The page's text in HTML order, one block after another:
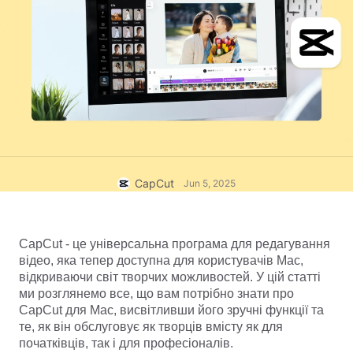
Текст й аудіо
Автоматичні субтитри
Шаблони субтитрів
Голосове відтворення тексту
Покращення голосу
Зменшення шуму
Зображення
Маркетинг
Стиль життя й влоги
Власний дизайн
Більше
Тренди ринку
Популярний вибір
Тренди й поради щодо шаблонів
Більше
Шаблони для галузей
Шаблони спогадів
Центр довіри
Центр довідки
Новини
Про Умови використання CapCut
Dreamina Seedance 2.0 Launch
Відкрити CapCut
CapCut Jun 5, 2025
CapCut - це універсальна програма для редагування
відео, яка тепер доступна для користувачів Mac,
відкриваючи світ творчих можливостей. У цій статті
ми розглянемо все, що вам потрібно знати про
CapCut для Mac, висвітливши його зручні функції та
те, як він обслуговує як творців вмісту як для
початківців, так і для професіоналів.